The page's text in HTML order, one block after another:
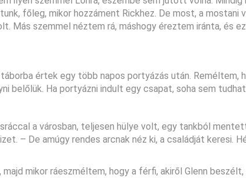
főleg, mikor hozzáment Rickhez. De most, a mostani
Más szemmel néztem rá, máshogy éreztem iránta, és
táborba értek egy több napos portyázás után.
belőlük. Ha portyázni indult egy csapat, soha sem
a városban, teljesen hülye volt, egy tankból
– De amúgy rendes arcnak néz ki, a családját keresi.
mikor ráeszméltem, hogy a férfi, akiről Glenn